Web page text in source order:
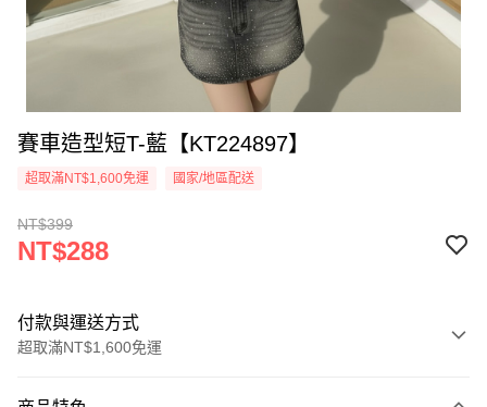
賽車造型短T-藍【KT224897】
超取滿NT$1,600免運 國家/地區配送
NT$399
NT$288
付款與運送方式
超取滿NT$1,600免運